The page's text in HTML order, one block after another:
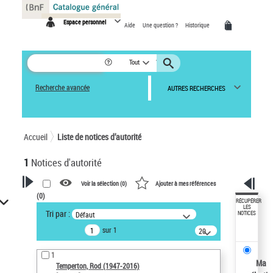
Espace personnel Aide Une question ? Historique
Tout
Recherche avancée AUTRES RECHERCHES
Accueil Liste de notices d’autorité
1 Notices d'autorité
VOTRE RECHERCHE
Recherche avancée dans les
notices d’autorité
Œuvres liées à l'auteur :
Temperton, Rod (1947-2016)
Voir la sélection (0) Ajouter à mes références
(0)
Tri par : Défaut
sur 1
20
résultats/page
1
Temperton, Rod (1947-2016)
RÉCUPÉRER
LES
NOTICES
Ma
Panneau de gestion des cookies